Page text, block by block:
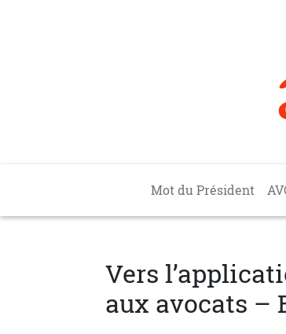
Main navigation
Mot du Président
Vers
aux avocats –